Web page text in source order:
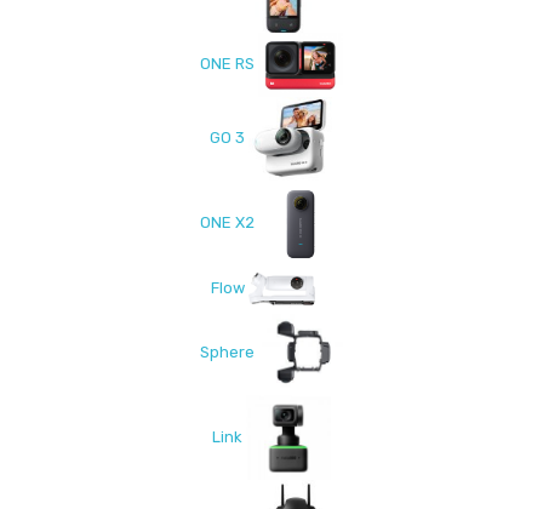
ONE RS
GO 3
ONE X2
Flow
Sphere
Link